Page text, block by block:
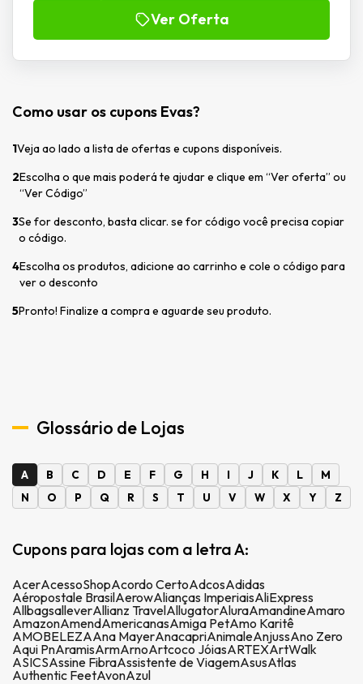
Ver Oferta
Como usar os cupons Evas?
1Veja ao lado a lista de ofertas e cupons disponíveis.
2Escolha o que mais poderá te ajudar e clique em “Ver oferta” ou
“Ver Código”
3Se for desconto, basta clicar. se for código você precisa copiar
o código.
4Escolha os produtos, adicione ao carrinho e cole o código para
ver o desconto
5Pronto! Finalize a compra e aguarde seu produto.
Glossário de Lojas
A B C D E F G H I J K L
M
N
O P Q R S T U V W X Y Z
Cupons para lojas com a letra A:
AcerAcessoShopAcordo CertoAdcosAdidas
Aéropostale BrasilAerowAlianças ImperiaisAliExpress
AllbagsalleverAllianz TravelAllugatorAluraAmandineAmaro
AmazonAmendAmericanasAmiga PetAmo Karitê
AMOBELEZAAna MayerAnacapriAnimaleAnjussAno Zero
Aqui PnAramisArmArnoArtcoco JóiasARTEXArtWalk
ASICSAssine FibraAssistente de ViagemAsusAtlas
Authentic FeetAvonAzul